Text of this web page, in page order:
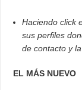
Haciendo click
sus perfiles
de contacto y
EL MÁS NUEVO